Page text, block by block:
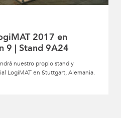
2017 en
9 | Stand 9A24
nuestro propio stand y
LogiMAT en Stuttgart, Alemania.